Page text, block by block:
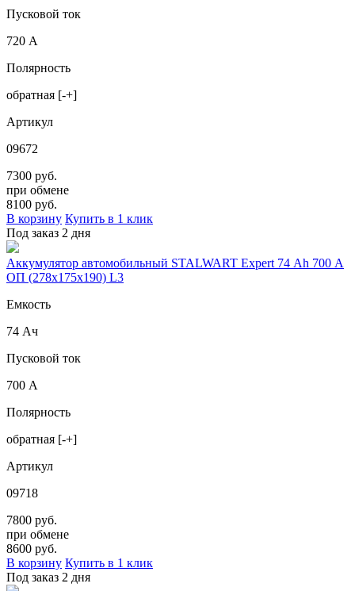
Пусковой ток
720 А
Полярность
обратная [-+]
Артикул
09672
7300 руб.
при обмене
8100 руб.
В корзину Купить в 1 клик
Под заказ 2 дня
Аккумулятор автомобильный STALWART Expert 74 Ah 700 A
ОП (278x175x190) L3
Емкость
74 Ач
Пусковой ток
700 А
Полярность
обратная [-+]
Артикул
09718
7800 руб.
при обмене
8600 руб.
В корзину Купить в 1 клик
Под заказ 2 дня